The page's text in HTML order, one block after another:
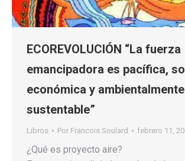
ECOREVOLUCIÓN “La fuerza
emancipadora es pacífica,
económica y ambientalmente
sustentable”
Libros Por Francois Soulard febrero 11,
¿Qué es proyecto aire?